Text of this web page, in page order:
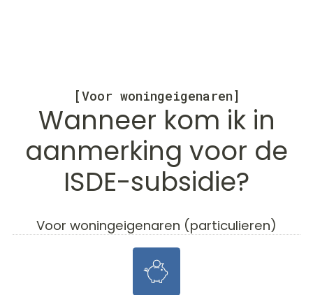
[Voor woningeigenaren]
Wanneer kom ik in
aanmerking voor de
ISDE-subsidie?
Voor woningeigenaren (particulieren)